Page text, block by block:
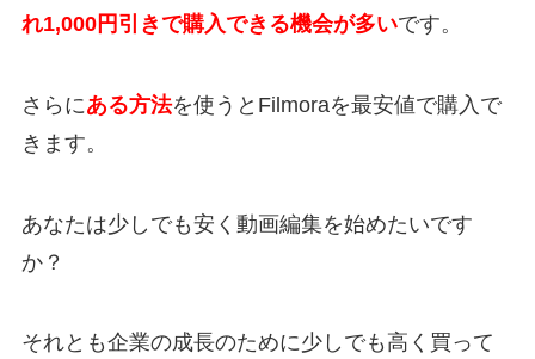
れ1,000円引きで購入できる機会が多いです。
さらにある方法を使うとFilmoraを最安値で購入で
きます。
あなたは少しでも安く動画編集を始めたいです
か？
それとも企業の成長のために少しでも高く買って